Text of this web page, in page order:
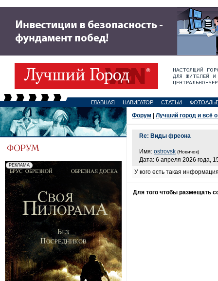
ГЛАВНАЯ НАВИГАТОР СТАТЬИ
Форум Лучший город и всё
Re: Виды фреона
Имя: ostrovsk (Новичок)
Дата: 6 апреля 2026 года,
У кого есть такая
Для того чтобы размещать